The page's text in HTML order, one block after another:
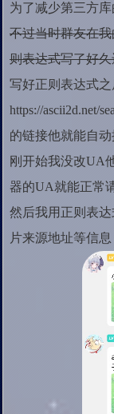
为了减少第三方
不过当时群友在
则表达式写了好
写好正则表达式
https://ascii2d.net/
的链接他就能自动
刚开始我没改UA
器的UA就能正常
然后我用正则表
片来源地址等信